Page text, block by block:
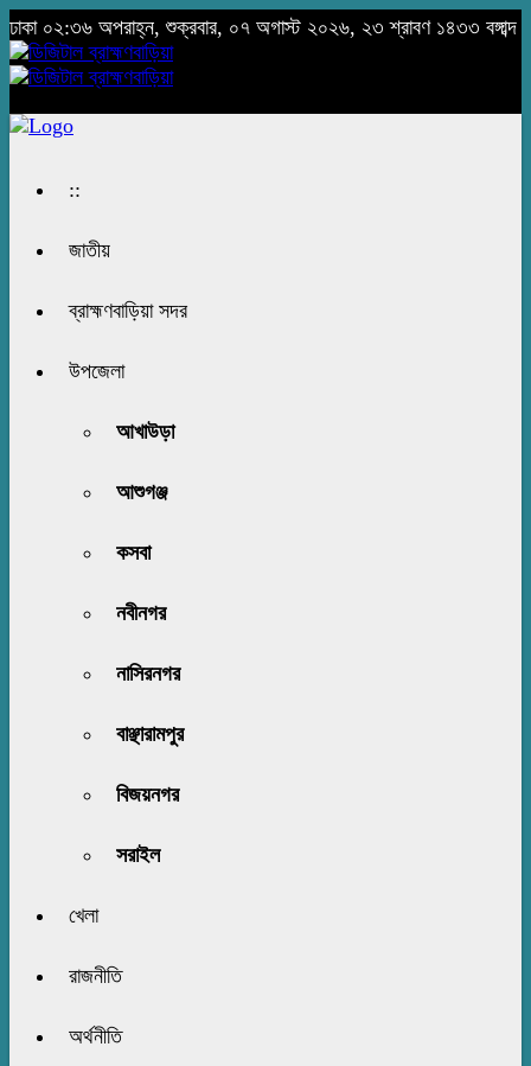
ঢাকা ০২:৩৬ অপরাহ্ন, শুক্রবার, ০৭ অগাস্ট ২০২৬, ২৩ শ্রাবণ ১৪৩৩ বঙ্গাব্দ
::
জাতীয়
ব্রাহ্মণবাড়িয়া সদর
উপজেলা
আখাউড়া
আশুগঞ্জ
কসবা
নবীনগর
নাসিরনগর
বাঞ্ছারামপুর
বিজয়নগর
সরাইল
খেলা
রাজনীতি
অর্থনীতি